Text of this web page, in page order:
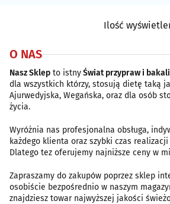
Ilość
O NAS
Nasz Sklep to istnyŚwiat przypraw i
dla wszystkich którzy, stosują dietę taką
Ajurwedyjska, Wegańska, oraz dla osób
życia.
Wyróżnia nas profesjonalna obsługa,
każdego klienta oraz szybki czas
Dlatego tez oferujemy najniższe ceny w
Zapraszamy do zakupów poprzez sklep
osobiście bezpośrednio w naszym
znajdziesz towar najwyższej jakości